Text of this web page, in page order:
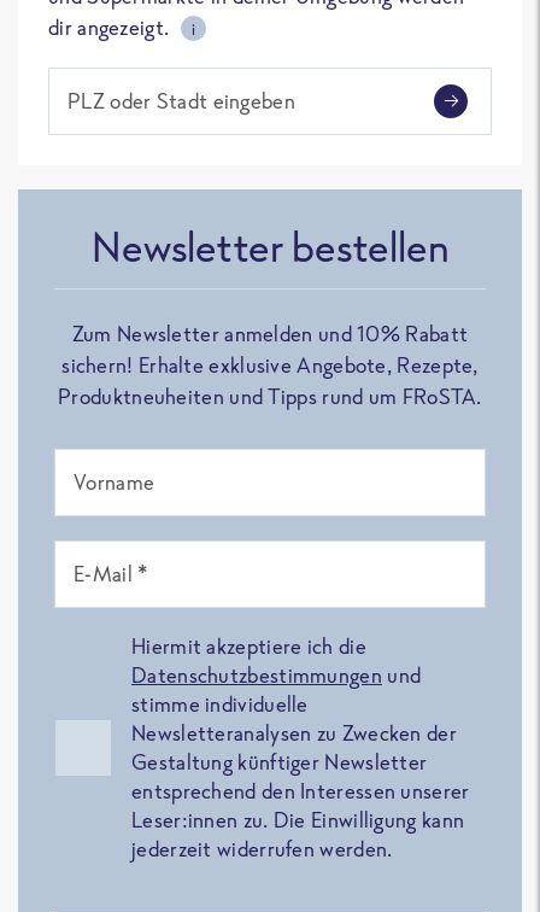
dir angezeigt.
i
PLZ oder Stadt eingeben
Newsletter bestellen
Zum Newsletter anmelden und 10% Rabatt
sichern! Erhalte exklusive Angebote, Rezepte,
Produktneuheiten und Tipps rund um FRoSTA.
Vorname
E-Mail *
Hiermit akzeptiere ich die
Datenschutzbestimmungen und
stimme individuelle
Newsletteranalysen zu Zwecken der
Gestaltung künftiger Newsletter
entsprechend den Interessen unserer
Leser:innen zu. Die Einwilligung kann
jederzeit widerrufen werden.